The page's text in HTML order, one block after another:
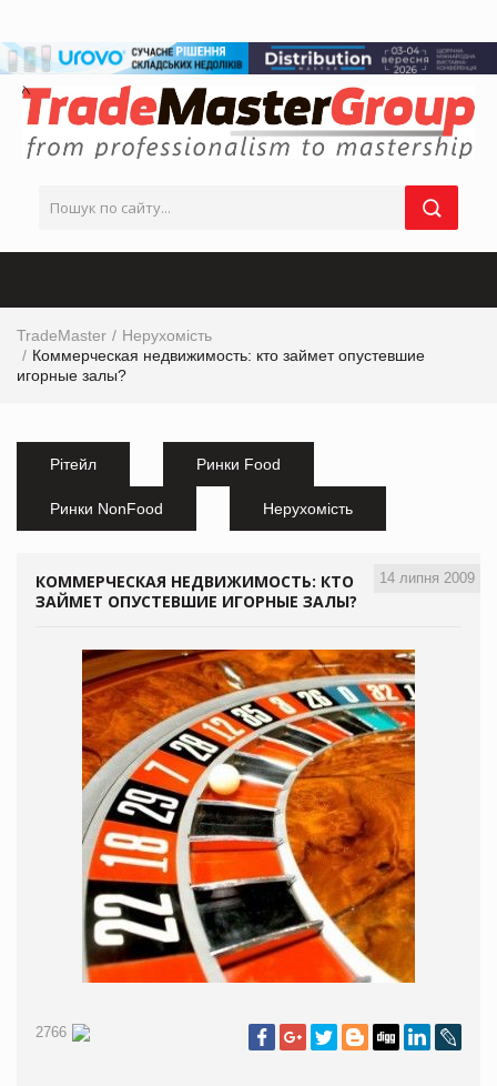
TradeMaster
Нерухомість
Коммерческая недвижимость: кто займет опустевшие
игорные залы?
Рітейл Ринки Food
Ринки NonFood Нерухомість
14 липня 2009
КОММЕРЧЕСКАЯ НЕДВИЖИМОСТЬ: КТО
ЗАЙМЕТ ОПУСТЕВШИЕ ИГОРНЫЕ ЗАЛЫ?
2766